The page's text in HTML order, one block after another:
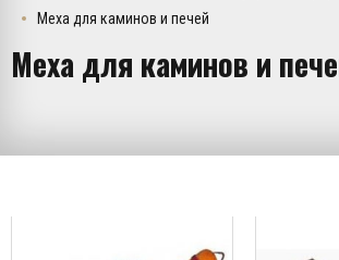
Меха для каминов и печей
Меха для каминов и